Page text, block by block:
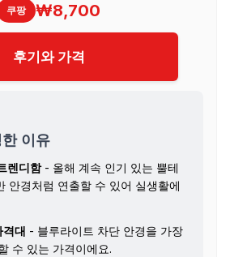
쿠팡 ₩8,700
후기와 가격
이유
렌디함- 올해 계속 인기 있는 뿔테
안경처럼 연출할 수 있어 실생활에
격대 - 블루라이트 차단 안경을 가장
수 있는 가격이에요.